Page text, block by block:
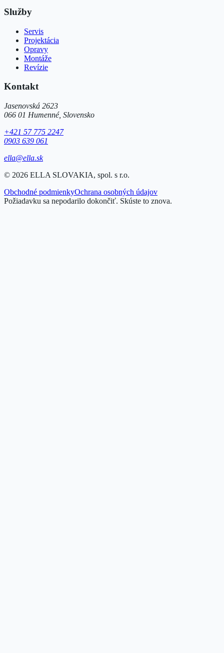
Služby
Servis
Projektácia
Opravy
Montáže
Revízie
Kontakt
Jasenovská 2623
066 01 Humenné, Slovensko
+421 57 775 2247
0903 639 061
ella@ella.sk
© 2026 ELLA SLOVAKIA, spol. s r.o.
Obchodné podmienkyOchrana osobných údajov
Požiadavku sa nepodarilo dokončiť. Skúste to znova.